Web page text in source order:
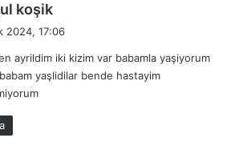
koşik
e
k
2024, 17:06
ayrildim iki kizim var babamla yaşiyorum
yaşlidilar bende hastayim